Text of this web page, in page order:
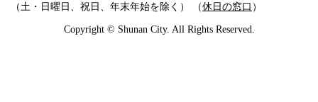
（土・日曜日、祝日、年末年始を除く） （休日の窓口 ）
Copyright © Shunan City. All Rights Reserved.